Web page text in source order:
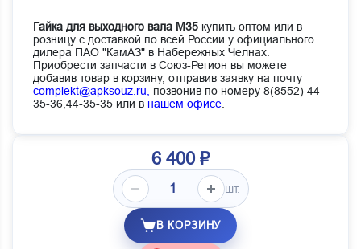
Гайка для выходного вала М35 купить оптом или в
розницу с доставкой по всей России у официального
дилера ПАО "КамАЗ" в Набережных Челнах.
Приобрести запчасти в Союз-Регион вы можете
добавив товар в корзину, отправив заявку на почту
complekt@apksouz.ru,
позвонив по номеру 8(8552) 44-
35-36,44-35-35 или в нашем офисе
6 400 ₽
шт.
В КОРЗИНУ